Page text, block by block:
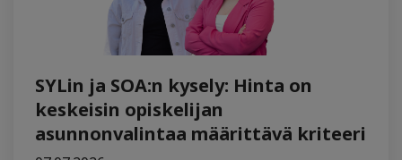
SYLin ja SOA:n kysely: Hinta on
keskeisin opiskelijan
asunnonvalintaa määrittävä kriteeri